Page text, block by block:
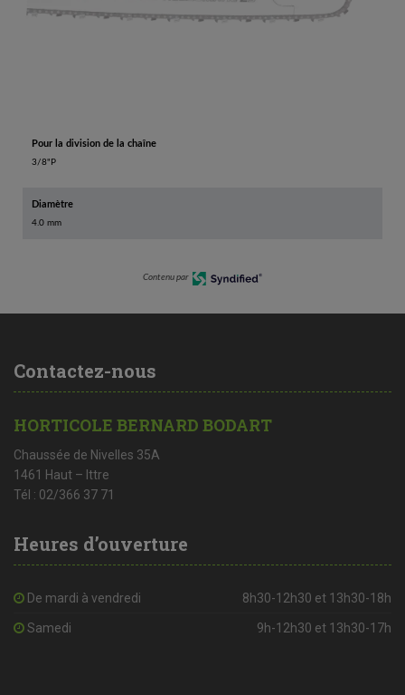
Pour la division de la chaîne
3/8"P
Diamètre
4.0 mm
Contenu par
Contactez-nous
HORTICOLE BERNARD BODART
Chaussée de Nivelles 35A
1461 Haut – Ittre
Tél : 02/366 37 71
Heures d’ouverture
De mardi à vendredi 8h30-12h30 et 13h30-18h
Samedi 9h-12h30 et 13h30-17h